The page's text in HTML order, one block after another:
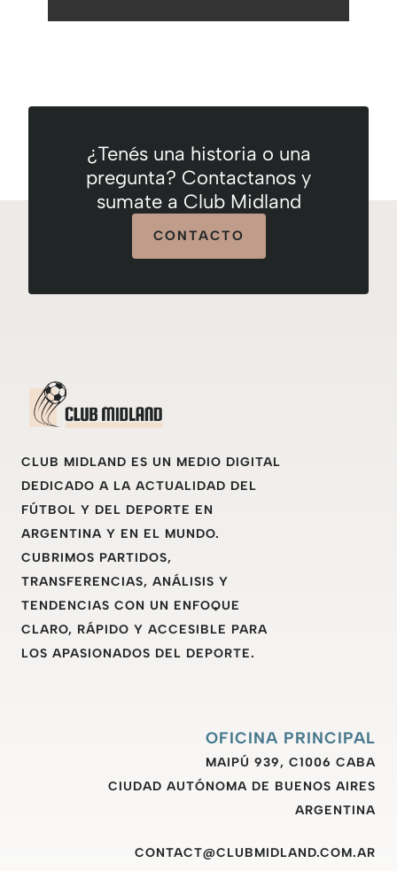
¿Tenés una historia o una
pregunta? Contactanos y
sumate a Club Midland
CONTACTO
CLUB MIDLAND ES UN MEDIO DIGITAL
DEDICADO A LA ACTUALIDAD DEL
FÚTBOL Y DEL DEPORTE EN
ARGENTINA Y EN EL MUNDO.
CUBRIMOS PARTIDOS,
TRANSFERENCIAS, ANÁLISIS Y
TENDENCIAS CON UN ENFOQUE
CLARO, RÁPIDO Y ACCESIBLE PARA
LOS APASIONADOS DEL DEPORTE.
OFICINA PRINCIPAL
MAIPÚ 939, C1006 CABA
CIUDAD AUTÓNOMA DE BUENOS AIRES
ARGENTINA
CONTACT@CLUBMIDLAND.COM.AR